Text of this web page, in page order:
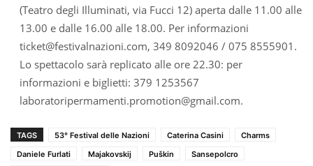
(Teatro degli Illuminati, via Fucci 12) aperta dalle 11.00 alle
13.00 e dalle 16.00 alle 18.00. Per informazioni
ticket@festivalnazioni.com, 349 8092046 / 075 8555901.
Lo spettacolo sarà replicato alle ore 22.30: per
informazioni e biglietti: 379 1253567
laboratoripermamenti.promotion@gmail.com.
TAGS 53° Festival delle Nazioni Caterina Casini
Charms
Daniele Furlati
Majakovskij Puškin
Sansepolcro